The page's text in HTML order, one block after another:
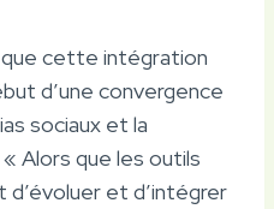
que cette intégration
d’une convergence
sociaux et la
Alors que les outils
d’évoluer et d’intégrer